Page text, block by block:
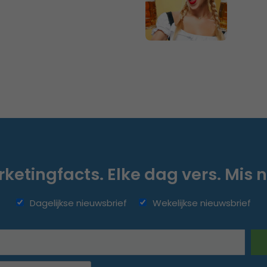
Elke dag vers. Mis
Dagelijkse nieuwsbrief Wekelijkse nieuwsbrief